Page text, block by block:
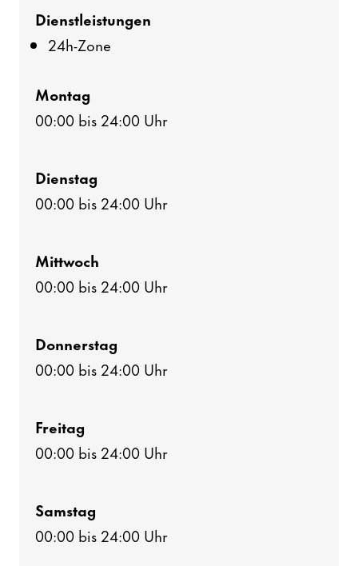
Dienst­leis­tungen
24h-Zone
Montag
00:00 bis 24:00 Uhr
Dienstag
00:00 bis 24:00 Uhr
Mitt­woch
00:00 bis 24:00 Uhr
Donnerstag
00:00 bis 24:00 Uhr
Freitag
00:00 bis 24:00 Uhr
Samstag
00:00 bis 24:00 Uhr